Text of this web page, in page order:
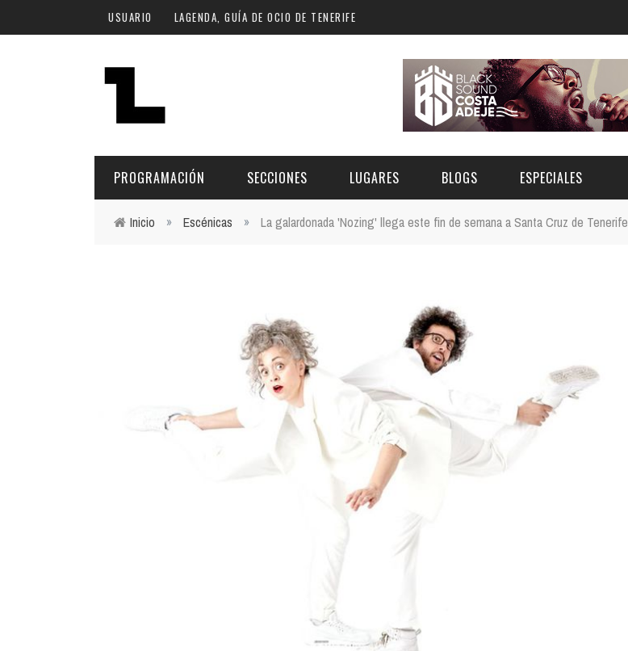
Pasar al contenido principal
USUARIO LAGENDA, GUÍA DE OCIO DE TENERIFE
PROGRAMACIÓN
Santa Cruz | La Laguna
Islas
Gastro
SECCIONES
GASTRONOMÍA
INFANTIL
LUGARES
ESPACIOS CULTURALES
LOCALES CON ACTUACIONES
COMERCIO
GASTRO
FORMATIVO
BLOGS ESPECIALES
Inicio » Escénicas » La galardonada 'Nozing' llega este fin de semana a Santa Cruz de Tenerife